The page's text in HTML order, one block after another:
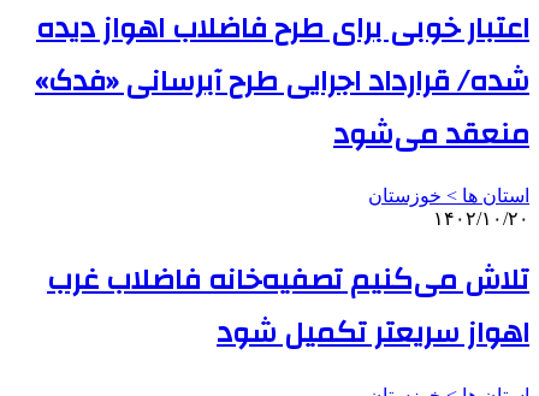
اعتبار خوبی برای طرح فاضلاب اهواز دیده
شده/ قرارداد اجرایی طرح آبرسانی «فدک»
منعقد می‌شود
استان ها > خوزستان
۱۴۰۲/۱۰/۲۰
تلاش می‌کنیم تصفیه‌خانه فاضلاب غرب
اهواز سریعتر تکمیل شود